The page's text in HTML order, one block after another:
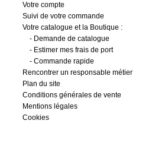
Votre compte
Suivi de votre commande
Votre catalogue et la Boutique :
- Demande de catalogue
- Estimer mes frais de port
- Commande rapide
Rencontrer un responsable métier
Plan du site
Conditions générales de vente
Mentions légales
Cookies